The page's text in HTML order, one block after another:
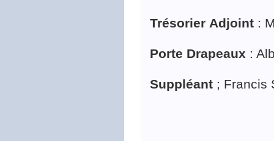
Trésorier Adjoint :
Porte Drapeaux :
Suppléant ; Francis